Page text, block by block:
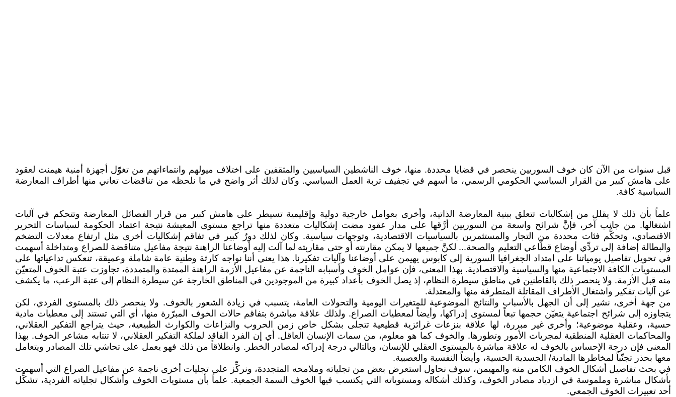
قبل سنوات من الآن كان خوف السوريين ينحصر في قضايا محددة. منها، خوف الناشطين السياسيين والمثقفين على اختلاف ميولهم وانتماءاتهم من تغوّل أجهزة أمنية هيمنت لعقود
على هامش كبير من القرار السياسي الحكومي الرسمي، ما أسهم في تجفيف تربة العمل السياسي. وكان لذلك أثر واضح في ما نلحظه من تناقضات تعاني منها أطراف المعارضة
السياسية كافة.
علماً بأن ذلك لا يقلل من إشكاليات تتعلق ببنية المعارضة الذاتية، وأخرى بعوامل خارجية دولية وإقليمية تسيطر على هامش كبير من قرار الفصائل المعارضة وتتحكم في آليات
اشتغالها. من جانب آخر، فإنَّ شرائح واسعة من السوريين أرَّقها على مدار عقود مضت إشكاليات متعددة منها تراجع مستوى المعيشة نتيجة اعتماد الحكومة لسياسات التحرير
الاقتصادي، وتحكُّم فئات محددة من التجار والمستثمرين بالسياسيات الاقتصادية، وتوجهات سياسية. وكان لذلك دورٌ كبير في تفاقم إشكاليات أخرى مثل ارتفاع معدلات التضخم
والبطالة إضافة إلى تردِّي أوضاع قطَّاعي التعليم والصحة... لكنَّ جميعها لا يمكن مقارنته أو حتى مقاربته لما آلت إليه أوضاعنا الراهنة نتيجة مفاعيل متناقضة للصراع ومتداخلة أسهمت
في تحويل تفاصيل يومياتنا على امتداد الجغرافيا السورية إلى كابوس يهيمن على أوضاعنا وآليات تفكيرنا. هذا يعني أننا نواجه كارثة وطنية عامة شاملة وعميقة، تنعكس تداعياتها على
المستويات الكافة الاجتماعية منها والسياسية والاقتصادية. بهذا المعنى، فإن عوامل الخوف وأسبابه الناجمة عن مفاعيل الأزمة الراهنة الممتدة والمتمددة، تجاوزت عتبة الخوف المتعيّن
منه قبل الأزمة. ولا ينحصر ذلك بالقاطنين في مناطق سيطرة النظام، إذ يصل الخوف بأعداد كبيرة من الموجودين في المناطق الخارجة عن سيطرة النظام إلى عتبة الرعب، ما يكشف
عن آليات تفكير واشتغال الأطراف المقاتلة المتطرفة منها والمعتدلة.
من جهة أخرى، نشير إلى أن الجهل بالأسباب والنتائج الموضوعية للمتغيرات اليومية والتحولات العامة، يتسبب في زيادة الشعور بالخوف. ولا ينحصر ذلك بالمستوى الفردي، لكن
يتجاوزه إلى شرائح اجتماعية يتعيّن حجمها تبعاً لمستوى إدراكها، وأيضاً لمعطيات الصراع. ولذلك علاقة مباشرة بتفاقم حالات الخوف المبرّرة منها، أي التي تستند إلى معطيات مادية
حسية، وعقلية موضوعية؛ وأخرى غير مبررة، لها علاقة بنزعات غرائزية قطيعية تتجلى بشكل خاص زمن الحروب والنزاعات والكوارث الطبيعية، حيث يتراجع التفكير العقلاني،
والمحاكمات العقلية المنطقية لمجريات الأمور وتطورها. والخوف كما هو معلوم، من سمات الإنسان العاقل. أي إن الفرد الفاقد لملكة التفكير العقلاني، لا تنتابه مشاعر الخوف. بهذا
المعنى فإن درجة الإحساس بالخوف له علاقة مباشرة بالمستوى العقلي للإنسان، وبالتالي درجة إدراكه لمصادر الخطر. وانطلاقاً من ذلك فهو يعمل على تحاشي تلك المصادر ويتعامل
معها بحذر تجنّباً لمخاطرها المادية/ الجسدية الحسية، وأيضاً النفسية والعصبية.
في بحث تفاصيل أشكال الخوف الكامن منه والمهيمن، سوف نحاول استعرض بعض من تجلياته وملامحه المتجددة، ونركِّز على تجليات أخرى ناجمة عن مفاعيل الصراع التي أسهمت
بأشكال مباشرة وملموسة في ازدياد مصادر الخوف، وكذلك أشكاله ومستوياته التي يكتسب فيها الخوف السمة الجمعية. علماً بأن مستويات الخوف وأشكال تجلياته الفردية، تشكِّل
أحد تعبيرات الخوف الجمعي.